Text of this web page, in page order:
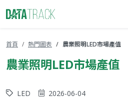
首頁 熱門圖表 農業照明LED市場產值
農業照明LED市場產值
LED 2026-06-04